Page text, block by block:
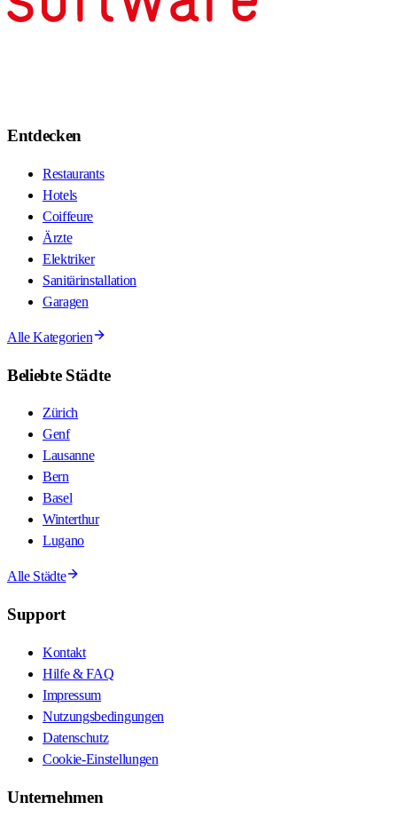
Entdecken
Restaurants
Hotels
Coiffeure
Ärzte
Elektriker
Sanitärinstallation
Garagen
Alle Kategorien
Beliebte Städte
Zürich
Genf
Lausanne
Bern
Basel
Winterthur
Lugano
Alle Städte
Support
Kontakt
Hilfe & FAQ
Impressum
Nutzungsbedingungen
Datenschutz
Cookie-Einstellungen
Unternehmen